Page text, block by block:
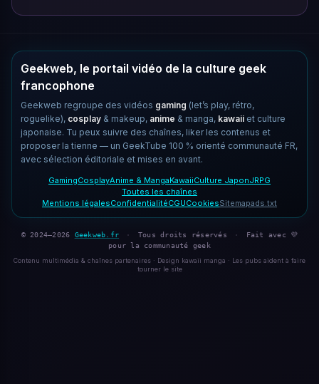
Geekweb, le portail vidéo de la culture geek
francophone
Geekweb regroupe des vidéos gaming (let’s play, rétro,
roguelike), cosplay & makeup, anime & manga, kawaii et culture
japonaise. Tu peux suivre des chaînes, liker les contenus et
proposer la tienne — un GeekTube 100 % orienté communauté FR,
avec sélection éditoriale et mises en avant.
GamingCosplayAnime & MangaKawaiiCulture JaponJRPG
Toutes les chaînes
Mentions légalesConfidentialitéCGUCookiesSitemapads.txt
© 2024–2026 Geekweb.fr · Tous droits réservés ·
Fait avec 💜
pour la communauté geek
Contenu multimédia & chaînes partenaires · Design kawaii manga · Les pubs aident à faire
tourner le site